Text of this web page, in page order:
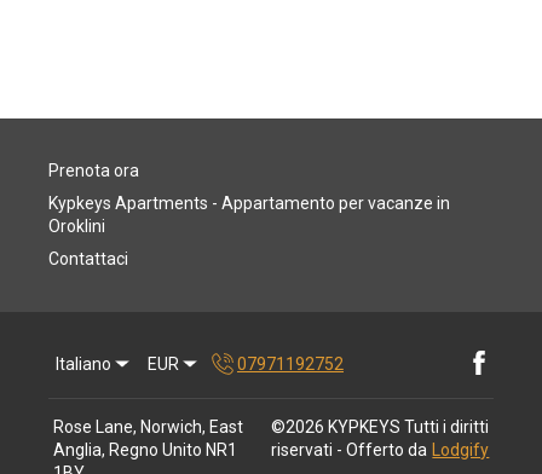
Prenota ora
Kypkeys Apartments - Appartamento per vacanze in
Oroklini
Contattaci
Italiano EUR 07971192752
Rose Lane, Norwich, East
Anglia, Regno Unito NR1
©2026 KYPKEYS Tutti i diritti
riservati - Offerto da Lodgify